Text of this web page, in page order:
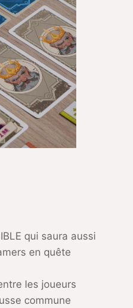
qui saura aussi
en quête
les joueurs
commune